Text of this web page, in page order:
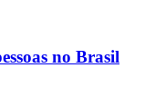
no Brasil